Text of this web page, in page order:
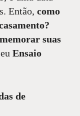
Então, como
suas
Ensaio
de